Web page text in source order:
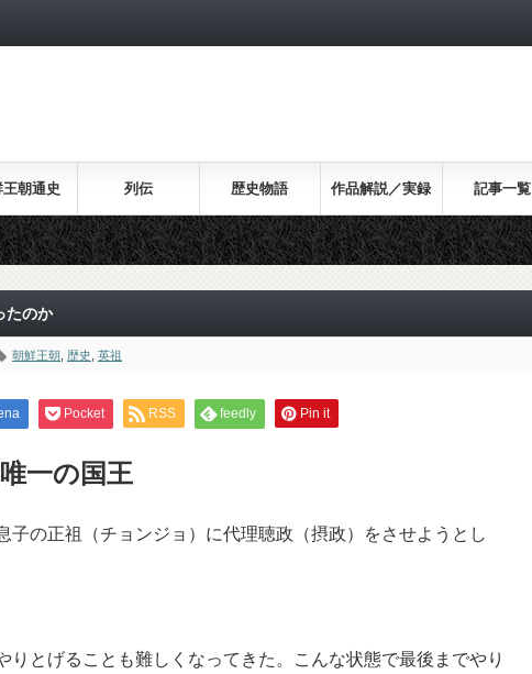
王朝通史 列伝 歴史物語 作品解説／実録 記事一覧
たのか
朝鮮王朝 歴史 英祖
Pocket RSS feedly Pin it
一の国王
の正祖（チョンジョ）に代理聴政（摂政）をさせようとし
りとげることも難しくなってきた。こんな状態で最後までやり